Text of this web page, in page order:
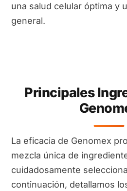
una salud celular óptima y
general.
Principales
La eficacia de Genomex
mezcla única de
cuidadosamente
continuación, detallamos